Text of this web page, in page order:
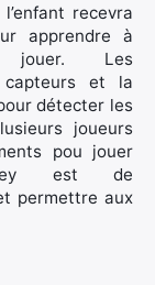
recevra
apprendre à
jouer. Les
capteurs et la
détecter les
joueurs
pou jouer
est de
permettre aux